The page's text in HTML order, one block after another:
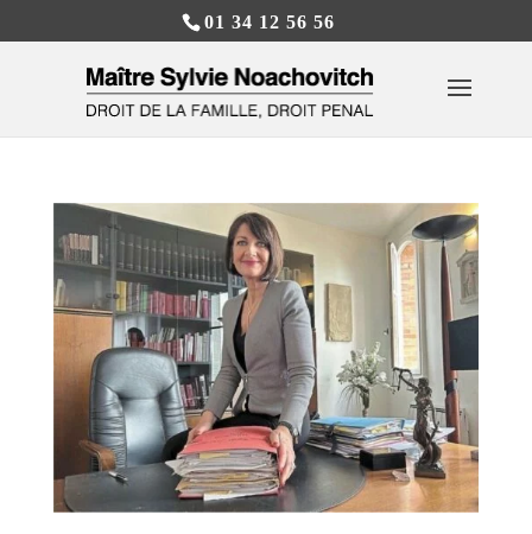
01 34 12 56 56